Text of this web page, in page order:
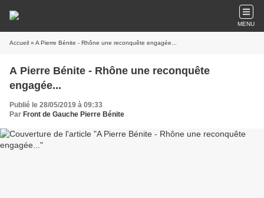
MENU
Accueil » A Pierre Bénite - Rhône une reconquête engagée...
A Pierre Bénite - Rhône une reconquête
engagée...
Publié le 28/05/2019 à 09:33
Par Front de Gauche Pierre Bénite